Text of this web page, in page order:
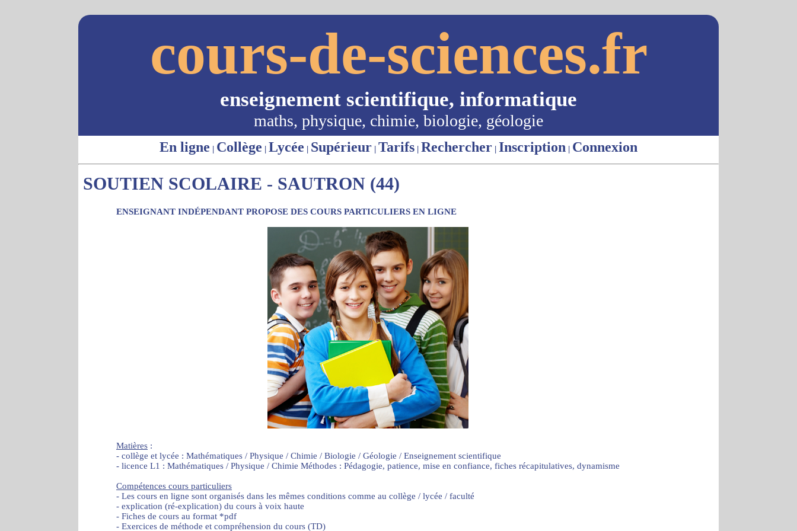
cours-de-sciences.fr
enseignement scientifique, informatique
maths, physique, chimie, biologie, géologie
En ligne | Collège | Lycée | Supérieur | Tarifs | Rechercher | Inscription | Connexion
SOUTIEN SCOLAIRE - SAUTRON (44)
ENSEIGNANT INDÉPENDANT PROPOSE DES COURS PARTICULIERS EN LIGNE
Matières :
- collège et lycée : Mathématiques / Physique / Chimie / Biologie / Géologie / Enseignement scientifique
- licence L1 : Mathématiques / Physique / Chimie Méthodes : Pédagogie, patience, mise en confiance, fiches récapitulatives, dynamisme
Compétences cours particuliers
- Les cours en ligne sont organisés dans les mêmes conditions comme au collège / lycée / faculté
- explication (ré-explication) du cours à voix haute
- Fiches de cours au format *pdf
- Exercices de méthode et compréhension du cours (TD)